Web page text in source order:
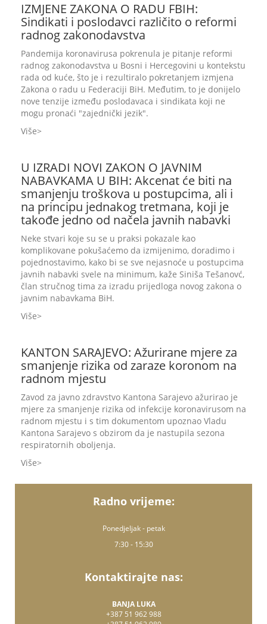
IZMJENE ZAKONA O RADU FBIH:
Sindikati i poslodavci različito o reformi
radnog zakonodavstva
Pandemija koronavirusa pokrenula je pitanje reformi
radnog zakonodavstva u Bosni i Hercegovini u kontekstu
rada od kuće, što je i rezultiralo pokretanjem izmjena
Zakona o radu u Federaciji BiH. Međutim, to je donijelo
nove tenzije između poslodavaca i sindikata koji ne
mogu pronaći "zajednički jezik".
Više
U IZRADI NOVI ZAKON O JAVNIM
NABAVKAMA U BIH: Akcenat će biti na
smanjenju troškova u postupcima, ali i
na principu jednakog tretmana, koji je
takođe jedno od načela javnih nabavki
Neke stvari koje su se u praksi pokazale kao
komplikovane pokušaćemo da izmijenimo, doradimo i
pojednostavimo, kako bi se sve nejasnoće u postupcima
javnih nabavki svele na minimum, kaže Siniša Tešanovć,
član stručnog tima za izradu prijedloga novog zakona o
javnim nabavkama BiH.
Više
KANTON SARAJEVO: Ažurirane mjere za
smanjenje rizika od zaraze koronom na
radnom mjestu
Zavod za javno zdravstvo Kantona Sarajevo ažurirao je
mjere za smanjenje rizika od infekcije koronavirusom na
radnom mjestu i s tim dokumentom upoznao Vladu
Kantona Sarajevo s obzirom da je nastupila sezona
respiratornih oboljenja.
Više
Radno vrijeme:
Ponedjeljak - petak
7:30 - 15:30
Kontaktirajte nas:
BANJA LUKA
+387 51 962 988